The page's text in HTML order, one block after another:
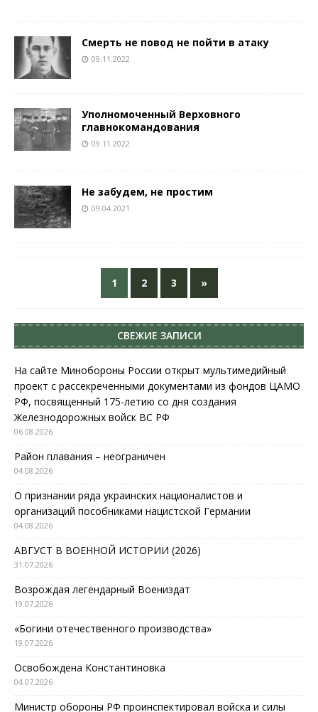
Смерть не повод не пойти в атаку
09.11.2022
Уполномоченный Верховного
главнокомандования
09.11.2022
Не забудем, не простим
09.04.2021
1 2 3 »
СВЕЖИЕ ЗАПИСИ
На сайте Минобороны России открыт мультимедийный
проект с рассекреченными документами из фондов ЦАМО
РФ, посвященный 175-летию со дня создания
Железнодорожных войск ВС РФ
06.08.2026
Район плавания – неограничен
04.08.2026
О признании ряда украинских националистов и
организаций пособниками нацистской Германии
04.08.2026
АВГУСТ В ВОЕННОЙ ИСТОРИИ (2026)
31.07.2026
Возрождая легендарный Воениздат
19.07.2026
«Богини отечественного производства»
19.07.2026
Освобождена Константиновка
04.07.2026
Министр обороны РФ проинспектировал войска и силы